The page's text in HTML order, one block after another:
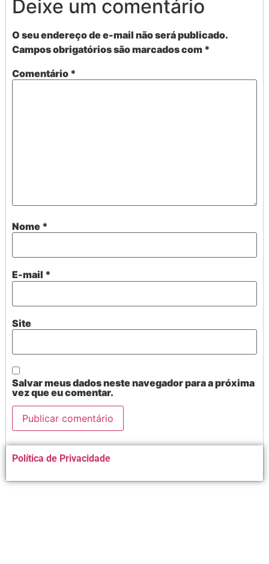
Deixe um comentário
O seu endereço de e-mail não será publicado.
Campos obrigatórios são marcados com *
Comentário *
Nome *
E-mail *
Site
Salvar meus dados neste navegador para a próxima
vez que eu comentar.
Alternative:
Política de Privacidade